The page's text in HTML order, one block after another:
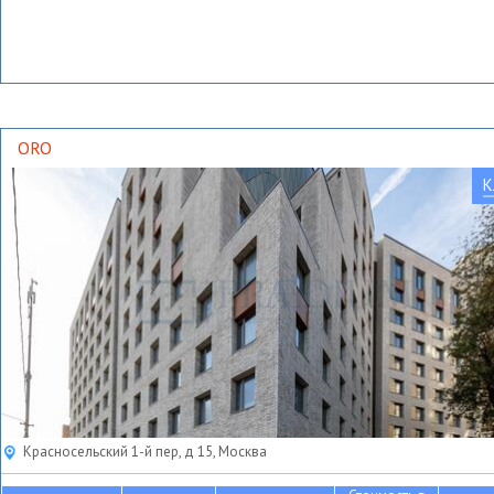
ORO
Красносельский 1-й пер, д 15, Москва